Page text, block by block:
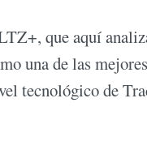
que aquí
una de las mejores
tecnológico de